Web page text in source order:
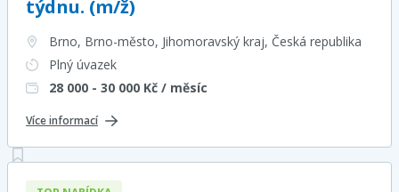
týdnu. (m/ž)
Brno, Brno-město, Jihomoravský kraj, Česká republika
Plný úvazek
28 000 - 30 000 Kč / měsíc
Více informací